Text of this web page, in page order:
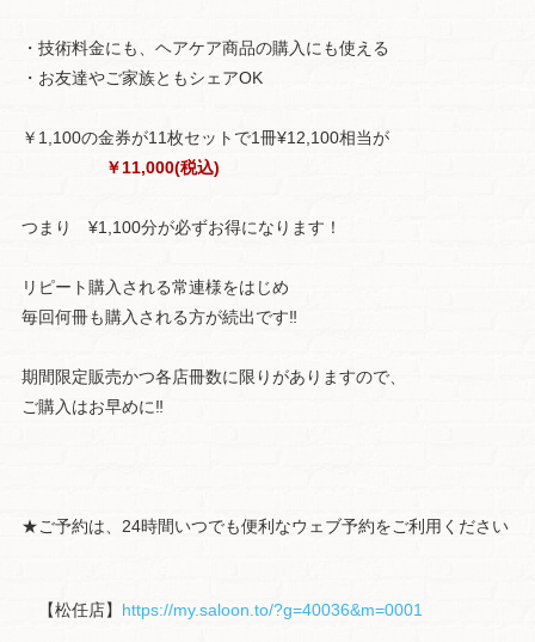
・技術料金にも、ヘアケア商品の購入にも使える
・お友達やご家族ともシェアOK
￥1,100の金券が11枚セットで1冊¥12,100相当が
￥11,000(税込)
つまり ¥1,100分が必ずお得になります！
リピート購入される常連様をはじめ
毎回何冊も購入される方が続出です‼
期間限定販売かつ各店冊数に限りがありますので、
ご購入はお早めに‼
★ご予約は、24時間いつでも便利なウェブ予約をご利用ください
【松任店】 https://my.saloon.to/?g=40036&m=0001